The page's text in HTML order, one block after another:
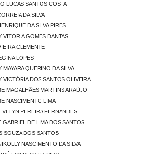
LUCAS SANTOS COSTA
DA SILVA
DA SILVA PIRES
VITORIA GOMES DANTAS
CLEMENTE
LOPES
MAYARA QUERINO DA SILVA
VICTÓRIA DOS SANTOS OLIVEIRA
MAGALHÃES MARTINS ARAÚJO
NASCIMENTO LIMA
PEREIRA FERNANDES
GABRIEL DE LIMA DOS SANTOS
SOUZA DOS SANTOS
NASCIMENTO DA SILVA